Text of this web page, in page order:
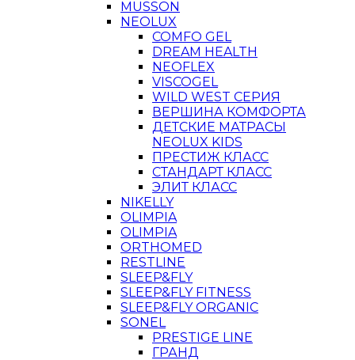
MUSSON
NEOLUX
COMFO GEL
DREAM HEALTH
NEOFLEX
VISCOGEL
WILD WEST СЕРИЯ
ВЕРШИНА КОМФОРТА
ДЕТСКИЕ МАТРАСЫ
NEOLUX KIDS
ПРЕСТИЖ КЛАСС
СТАНДАРТ КЛАСС
ЭЛИТ КЛАСС
NIKELLY
OLIMPIA
OLIMPIA
ORTHOMED
RESTLINE
SLEEP&FLY
SLEEP&FLY FITNESS
SLEEP&FLY ORGANIC
SONEL
PRESTIGE LINE
ГРАНД